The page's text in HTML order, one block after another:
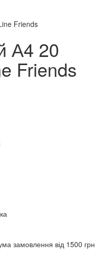
А4 20
Friends
замовлення від 1500 грн